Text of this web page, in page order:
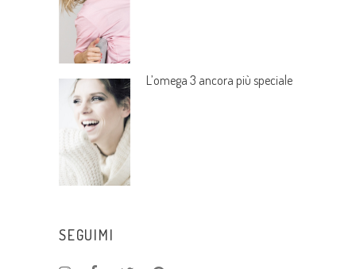
L’omega 3 ancora più speciale
SEGUIMI